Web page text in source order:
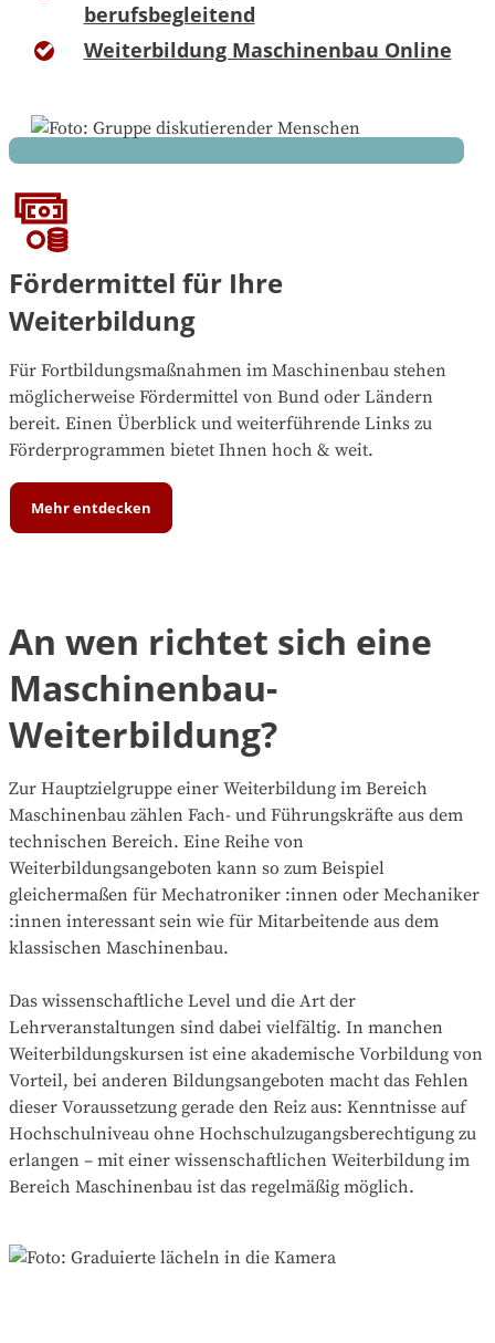
berufsbegleitend
Weiterbildung Maschinenbau Online
Fördermittel für Ihre
Weiterbildung
Für Fortbildungsmaßnahmen im Maschinenbau stehen
möglicherweise Fördermittel von Bund oder Ländern
bereit. Einen Überblick und weiterführende Links zu
Förderprogrammen bietet Ihnen hoch & weit.
Mehr entdecken
An wen richtet sich eine
Maschinenbau-
Weiterbildung?
Zur Hauptzielgruppe einer Weiterbildung im Bereich
Maschinenbau zählen Fach- und Führungskräfte aus dem
technischen Bereich. Eine Reihe von
Weiterbildungsangeboten kann so zum Beispiel
gleichermaßen für Mechatroniker :innen oder Mechaniker
:innen interessant sein wie für Mitarbeitende aus dem
klassischen Maschinenbau.
Das wissenschaftliche Level und die Art der
Lehrveranstaltungen sind dabei vielfältig. In manchen
Weiterbildungskursen ist eine akademische Vorbildung von
Vorteil, bei anderen Bildungsangeboten macht das Fehlen
dieser Voraussetzung gerade den Reiz aus: Kenntnisse auf
Hochschulniveau ohne Hochschulzugangsberechtigung zu
erlangen – mit einer wissenschaftlichen Weiterbildung im
Bereich Maschinenbau ist das regelmäßig möglich.